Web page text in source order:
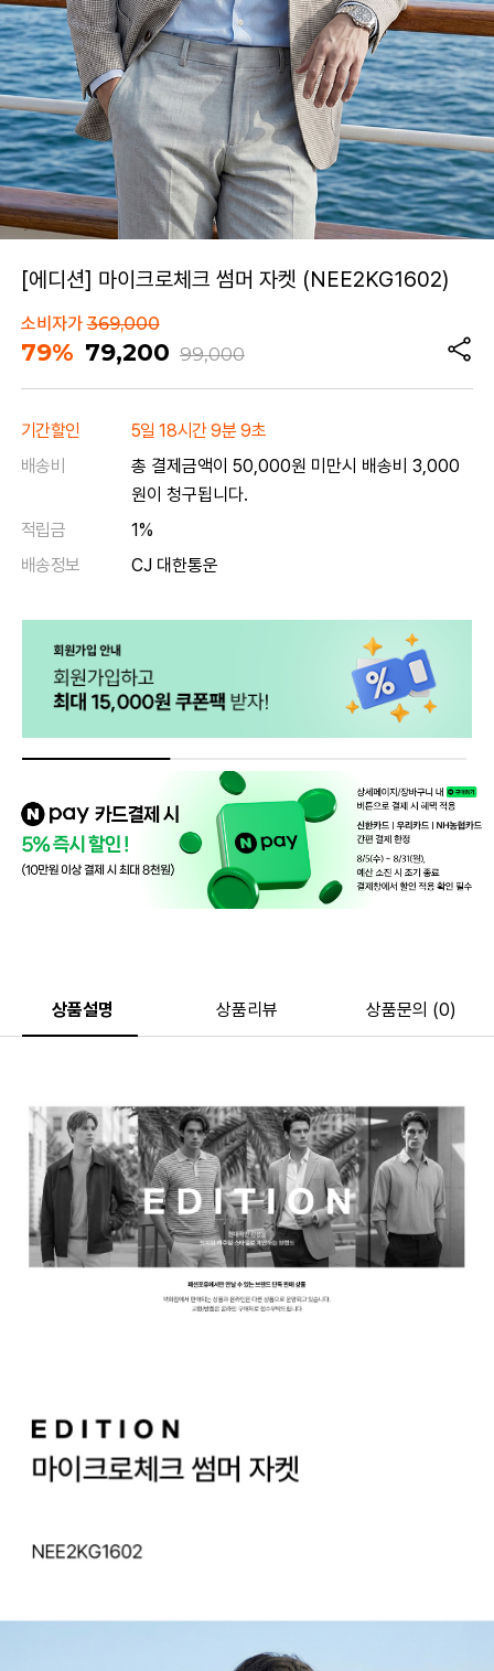
[에디션] 마이크로체크 썸머 자켓 (NEE2KG1602)
소비자가369,000
79% 79,200 99,000
기간할인
5일 18시간 9분 9초
배송비
총 결제금액이 50,000원 미만시 배송비 3,000
원이 청구됩니다.
적립금
1%
배송정보
CJ 대한통운
상품설명 상품리뷰 상품문의 (0)